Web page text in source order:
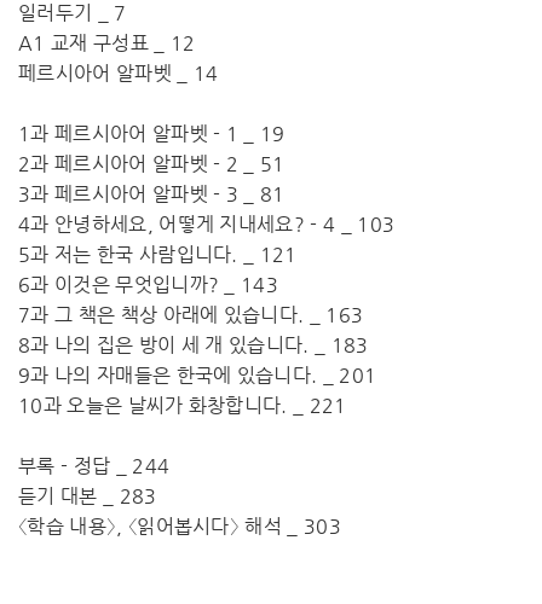
일러두기 _ 7
A1 교재 구성표 _ 12
페르시아어 알파벳 _ 14
1과 페르시아어 알파벳 - 1 _ 19
2과 페르시아어 알파벳 - 2 _ 51
3과 페르시아어 알파벳 - 3 _ 81
4과 안녕하세요, 어떻게 지내세요? - 4 _ 103
5과 저는 한국 사람입니다. _ 121
6과 이것은 무엇입니까? _ 143
7과 그 책은 책상 아래에 있습니다. _ 163
8과 나의 집은 방이 세 개 있습니다. _ 183
9과 나의 자매들은 한국에 있습니다. _ 201
10과 오늘은 날씨가 화창합니다. _ 221
부록 - 정답 _ 244
듣기 대본 _ 283
〈학습 내용〉, 〈읽어봅시다〉 해석 _ 303